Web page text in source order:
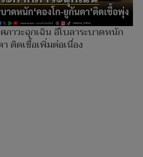
ภาวะฉุกเฉิน อีโบลาระบาดหนัก
ติดเชื้อเพิ่มต่อเนื่อง